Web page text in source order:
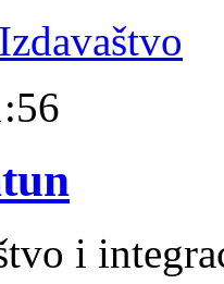
Izdavaštvo
i